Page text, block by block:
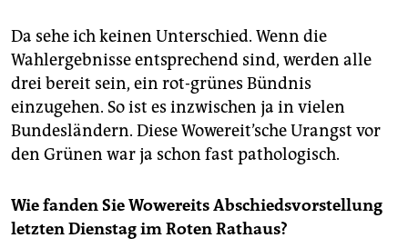
Da sehe ich keinen Unterschied. Wenn die
Wahlergebnisse entsprechend sind, werden alle
drei bereit sein, ein rot-grünes Bündnis
einzugehen. So ist es inzwischen ja in vielen
Bundesländern. Diese Wowereit’sche Urangst vor
den Grünen war ja schon fast pathologisch.
Wie fanden Sie Wowereits Abschiedsvorstellung
letzten Dienstag im Roten Rathaus?